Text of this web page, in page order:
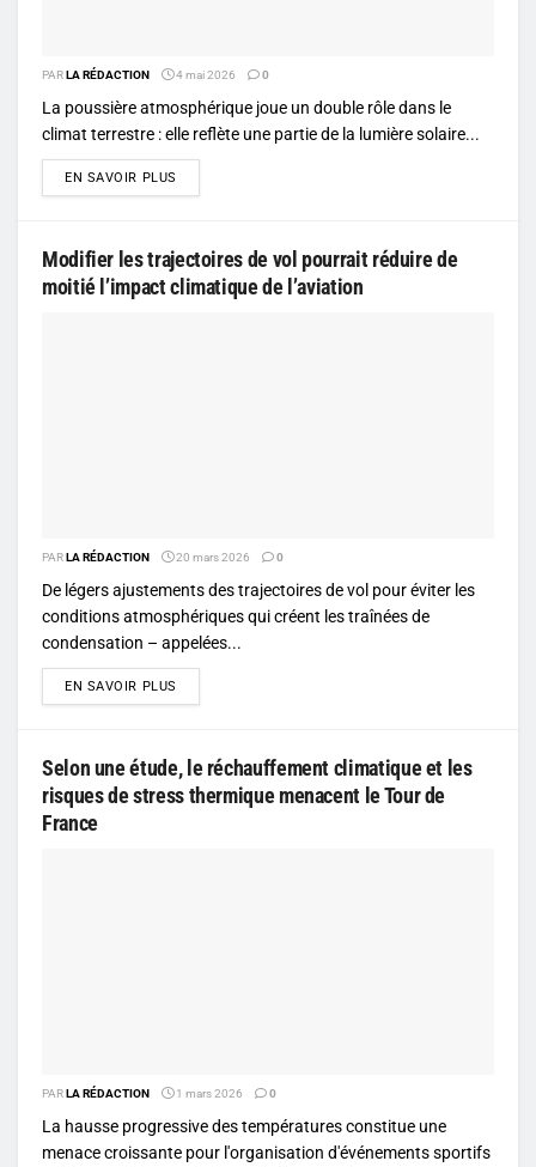
PARLA RÉDACTION 4 mai 2026 0
La poussière atmosphérique joue un double rôle dans le
climat terrestre : elle reflète une partie de la lumière solaire...
EN SAVOIR PLUS
Modifier les trajectoires de vol pourrait réduire de
moitié l’impact climatique de l’aviation
PARLA RÉDACTION 20 mars 2026 0
De légers ajustements des trajectoires de vol pour éviter les
conditions atmosphériques qui créent les traînées de
condensation – appelées...
EN SAVOIR PLUS
Selon une étude, le réchauffement climatique et les
risques de stress thermique menacent le Tour de
France
PARLA RÉDACTION 1 mars 2026 0
La hausse progressive des températures constitue une
menace croissante pour l'organisation d'événements sportifs